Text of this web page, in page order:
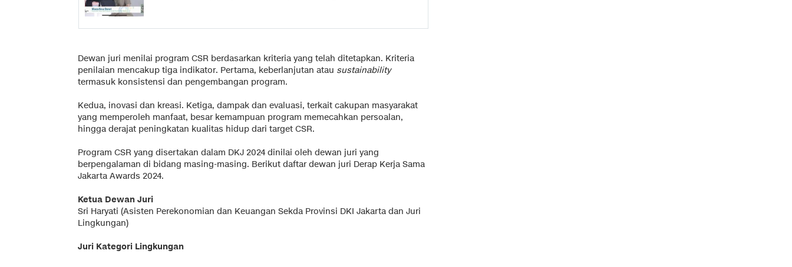
Dewan juri menilai program CSR berdasarkan kriteria yang telah ditetapkan. Kriteria
penilaian mencakup tiga indikator. Pertama, keberlanjutan atau sustainability
termasuk konsistensi dan pengembangan program.
Kedua, inovasi dan kreasi. Ketiga, dampak dan evaluasi, terkait cakupan masyarakat
yang memperoleh manfaat, besar kemampuan program memecahkan persoalan,
hingga derajat peningkatan kualitas hidup dari target CSR.
Program CSR yang disertakan dalam DKJ 2024 dinilai oleh dewan juri yang
berpengalaman di bidang masing-masing. Berikut daftar dewan juri Derap Kerja Sama
Jakarta Awards 2024.
Ketua Dewan Juri
Sri Haryati (Asisten Perekonomian dan Keuangan Sekda Provinsi DKI Jakarta dan Juri
Lingkungan)
Juri Kategori Lingkungan